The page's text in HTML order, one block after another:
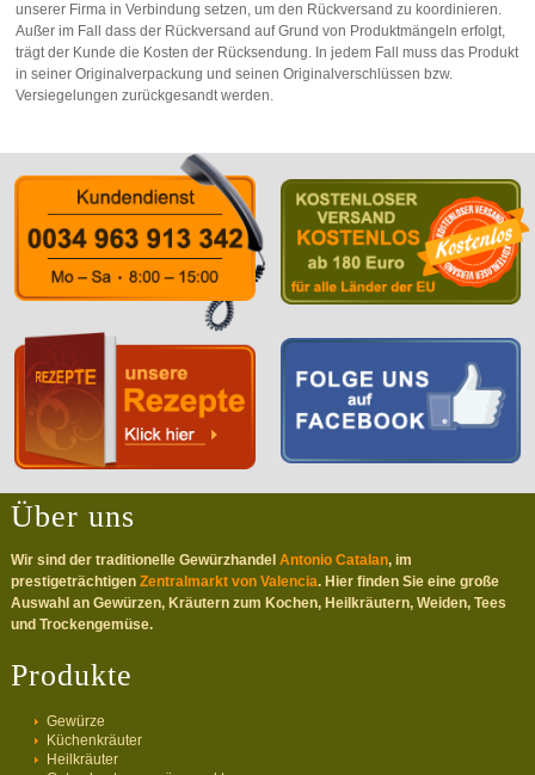
unserer Firma in Verbindung setzen, um den Rückversand zu koordinieren.
Außer im Fall dass der Rückversand auf Grund von Produktmängeln erfolgt,
trägt der Kunde die Kosten der Rücksendung. In jedem Fall muss das Produkt
in seiner Originalverpackung und seinen Originalverschlüssen bzw.
Versiegelungen zurückgesandt werden.
Über uns
Wir sind der traditionelle Gewürzhandel Antonio Catalan, im
prestigeträchtigen Zentralmarkt von Valencia. Hier finden Sie eine große
Auswahl an Gewürzen, Kräutern zum Kochen, Heilkräutern, Weiden, Tees
und Trockengemüse.
Produkte
Gewürze
Küchenkräuter
Heilkräuter